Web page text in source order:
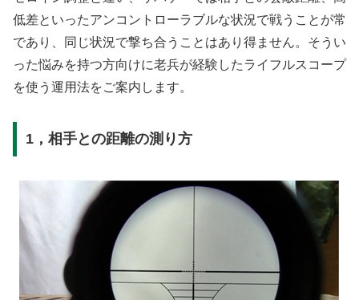
低差といったアンコントローラブルな状況で戦うことが常
であり、同じ状況で撃ち合うことはあり得ません。そうい
った悩みを持つ方向けに老兵が経験したライフルスコープ
を使う運用法をご案内します。
1，相手との距離の測り方